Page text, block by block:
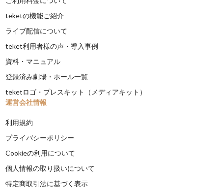
teketの機能ご紹介
ライブ配信について
teket利用者様の声・導入事例
資料・マニュアル
登録済み劇場・ホール一覧
teketロゴ・プレスキット（メディアキット）
運営会社情報
利用規約
プライバシーポリシー
Cookieの利用について
個人情報の取り扱いについて
特定商取引法に基づく表示